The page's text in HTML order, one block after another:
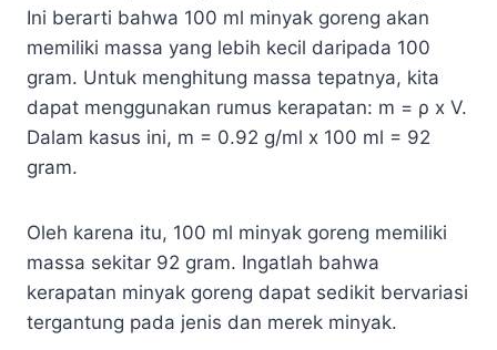
Ini berarti bahwa 100 ml minyak goreng akan
memiliki massa yang lebih kecil daripada 100
gram. Untuk menghitung massa tepatnya, kita
dapat menggunakan rumus kerapatan: m = ρ x V.
Dalam kasus ini, m = 0.92 g/ml x 100 ml = 92
gram.
Oleh karena itu, 100 ml minyak goreng memiliki
massa sekitar 92 gram. Ingatlah bahwa
kerapatan minyak goreng dapat sedikit bervariasi
tergantung pada jenis dan merek minyak.